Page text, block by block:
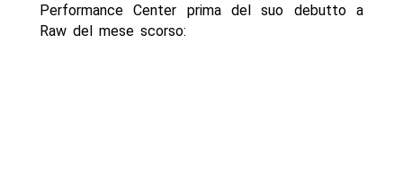
Performance Center prima del suo debutto a
Raw del mese scorso: